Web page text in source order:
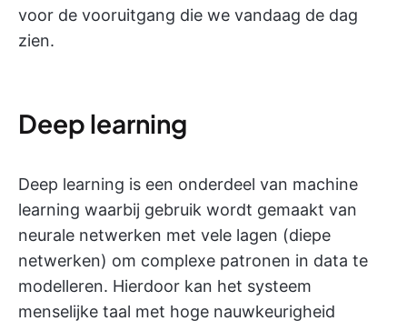
voor de vooruitgang die we vandaag de dag
zien.
Deep learning
Deep learning is een onderdeel van machine
learning waarbij gebruik wordt gemaakt van
neurale netwerken met vele lagen (diepe
netwerken) om complexe patronen in data te
modelleren. Hierdoor kan het systeem
menselijke taal met hoge nauwkeurigheid